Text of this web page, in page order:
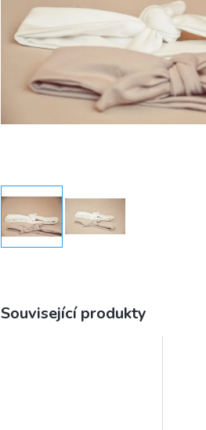
Související produkty